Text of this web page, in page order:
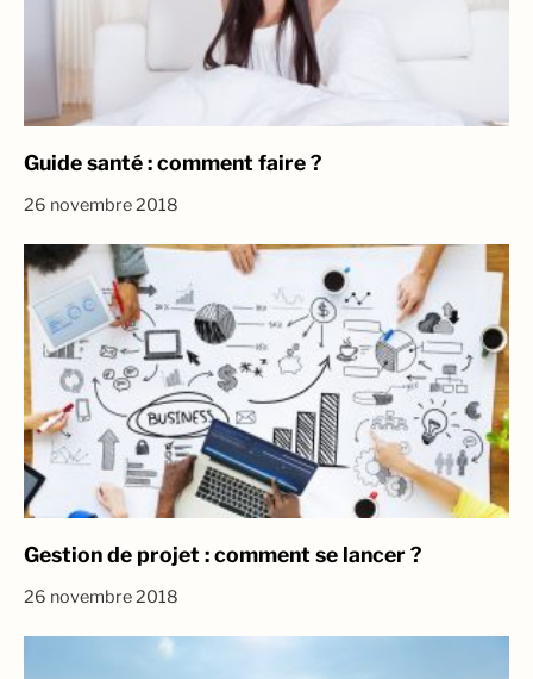
Guide santé : comment faire ?
26 novembre 2018
Gestion de projet : comment se lancer ?
26 novembre 2018